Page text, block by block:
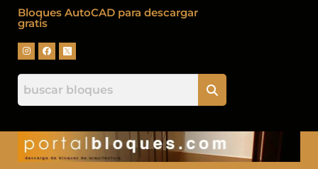
Bloques AutoCAD para descargar
gratis